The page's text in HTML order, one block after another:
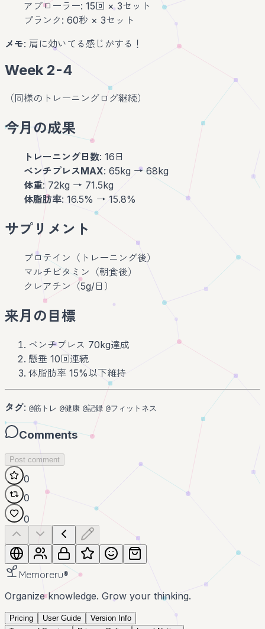
アブローラー: 15回 × 3セット
プランク: 60秒 × 3セット
メモ: 肩に効いてる感じがする！
Week 2-4
（同様のトレーニングログ継続）
今月の成果
トレーニング日数: 16日
ベンチプレスMAX: 65kg → 68kg
体重: 72kg → 71.5kg
体脂肪率: 16.5% → 15.8%
サプリメント
プロテイン（トレーニング後）
マルチビタミン（朝食後）
クレアチン（5g/日）
来月の目標
ベンチプレス 70kg達成
懸垂 10回連続
体脂肪率 15%以下維持
タグ: @筋トレ @健康 @記録 @フィットネス
Comments
Post comment
0
0
0
Memoreru®
Organize knowledge. Grow your thinking.
Pricing User Guide
Version Info